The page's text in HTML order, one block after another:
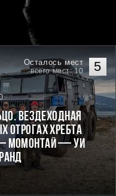
5
Осталось мест
всего мест: 10
Вездеходная
отрогах хребта
— Момонтай — Уи